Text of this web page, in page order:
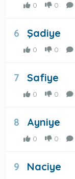
0 0
6 Şadiye
0 0
7 Safiye
0 0
8 Ayniye
0 0
9 Naciye